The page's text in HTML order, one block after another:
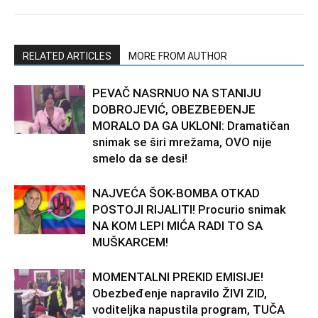
RELATED ARTICLES MORE FROM AUTHOR
PEVAČ NASRNUO NA STANIJU
DOBROJEVIĆ, OBEZBEĐENJE
MORALO DA GA UKLONI: Dramatičan
snimak se širi mrežama, OVO nije
smelo da se desi!
NAJVEĆA ŠOK-BOMBA OTKAD
POSTOJI RIJALITI! Procurio snimak
NA KOM LEPI MIĆA RADI TO SA
MUŠKARCEM!
MOMENTALNI PREKID EMISIJE!
Obezbeđenje napravilo ŽIVI ZID,
voditeljka napustila program, TUČA